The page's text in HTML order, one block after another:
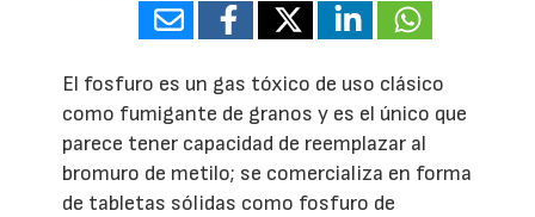
El fosfuro es un gas tóxico de uso clásico
como fumigante de granos y es el único que
parece tener capacidad de reemplazar al
bromuro de metilo; se comercializa en forma
de tabletas sólidas como fosfuro de